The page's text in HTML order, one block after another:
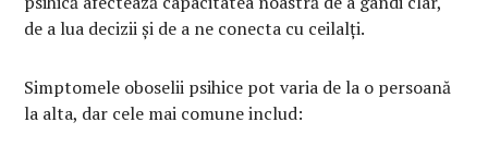
de a lua decizii și de a ne conecta cu ceilalți.
Simptomele oboselii psihice pot varia de la o persoană
la alta, dar cele mai comune includ: